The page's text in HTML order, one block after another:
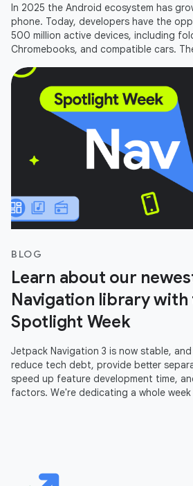
In 2025 the Android ecosystem has
phone. Today, developers have the
500 million active devices, including
Chromebooks, and compatible cars.
BLOG
Learn about our
Navigation library with
Spotlight Week
Jetpack Navigation 3 is now stable,
reduce tech debt, provide better
speed up feature development time,
factors. We're dedicating a whole